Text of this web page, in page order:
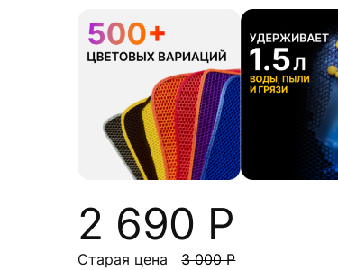
2 690 Р
Старая цена 3 000 Р